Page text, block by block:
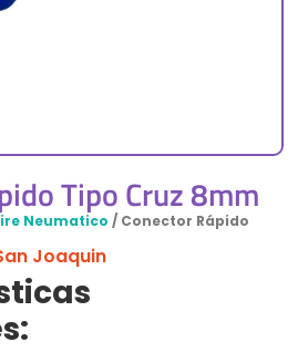
Tipo Cruz 8mm
Neumatico / Conector Rápido
Joaquin